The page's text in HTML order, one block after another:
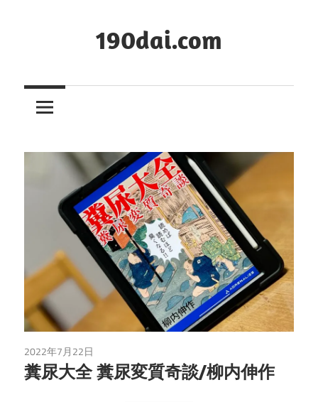
ツ
キ
190dai.com
2022年7月22日
糞尿大全 糞尿変質奇談/柳内伸作